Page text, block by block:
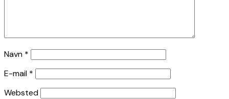
Navn *
E-mail *
Websted